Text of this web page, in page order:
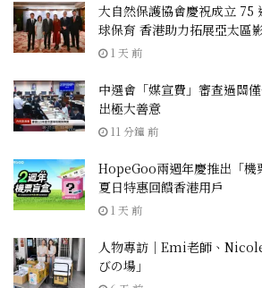
大自然保護協會慶祝成立 75
球保育 香港助力拓展亞太區
1 天 前
中選會「媒宣費」審查過關
出極大善意
11 分鐘 前
HopeGoo兩週年慶推出「機
夏日特惠回饋香港用戶
1 天 前
人物專訪｜Emi老師、
びの場」